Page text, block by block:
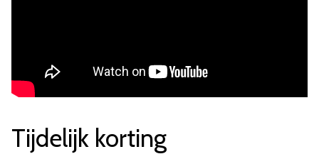
Tijdelijk korting